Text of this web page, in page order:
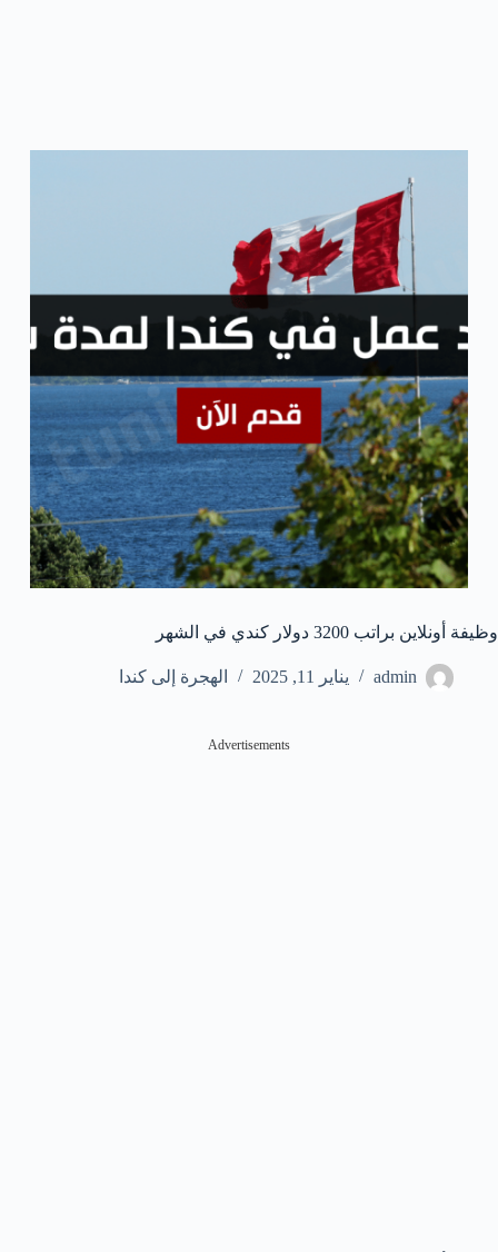
وظيفة أونلاين براتب 3200 دولار كندي في الشهر
admin يناير 11, 2025 الهجرة إلى كندا
Advertisements